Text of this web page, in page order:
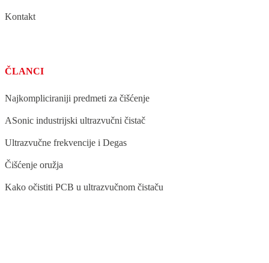
Kontakt
ČLANCI
Najkompliciraniji predmeti za čišćenje
ASonic industrijski ultrazvučni čistač
Ultrazvučne frekvencije i Degas
Čišćenje oružja
Kako očistiti PCB u ultrazvučnom čistaču